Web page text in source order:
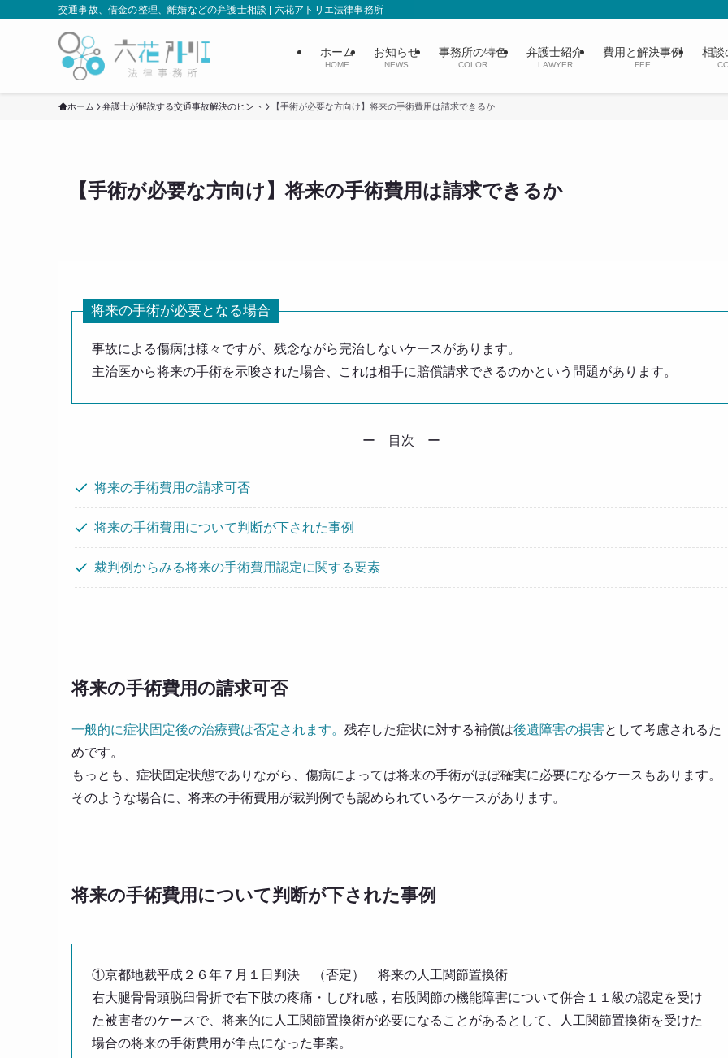
交通事故、借金の整理、離婚などの弁護士相談 | 六花アトリエ法律事務所
ホーム
HOME
お知らせ
NEWS
事務所の特色
COLOR
弁護士紹介
LAWYER
費用と解決事例
FEE
相談
ホーム 弁護士が解説する交通事故解決のヒント 【手術が必要な方向け】将来の手術費用は請求できるか
【手術が必要な方向け】将来の手術費用は請求できるか
将来の手術が必要となる場合
事故による傷病は様々ですが、残念ながら完治しないケースがあります。
主治医から将来の手術を示唆された場合、これは相手に賠償請求できるのかという問題があります。
ー 目次 ー
将来の手術費用の請求可否
将来の手術費用について判断が下された事例
裁判例からみる将来の手術費用認定に関する要素
将来の手術費用の請求可否
一般的に症状固定後の治療費は否定されます。 残存した症状に対する補償は後遺障害の損害として考慮されるた
めです。
もっとも、症状固定状態でありながら、傷病によっては将来の手術がほぼ確実に必要になるケースもあります。
そのような場合に、将来の手術費用が裁判例でも認められているケースがあります。
将来の手術費用について判断が下された事例
①京都地裁平成２６年７月１日判決 （否定） 将来の人工関節置換術
右大腿骨骨頭脱臼骨折で右下肢の疼痛・しびれ感，右股関節の機能障害について併合１１級の認定を受け
た被害者のケースで、将来的に人工関節置換術が必要になることがあるとして、人工関節置換術を受けた
場合の将来の手術費用が争点になった事案。